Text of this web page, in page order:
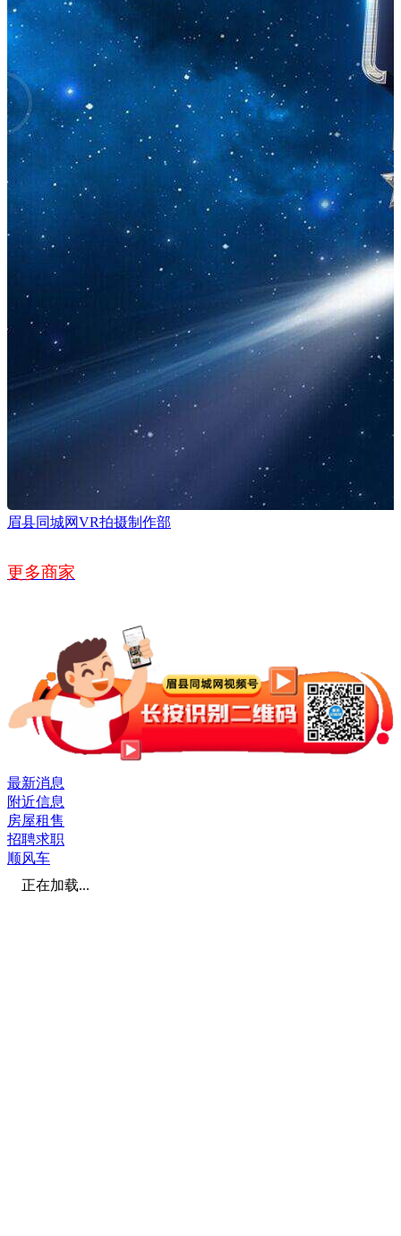
眉县同城网VR拍摄制作部
更多商家
最新消息
附近信息
房屋租售
招聘求职
顺风车
正在加载...